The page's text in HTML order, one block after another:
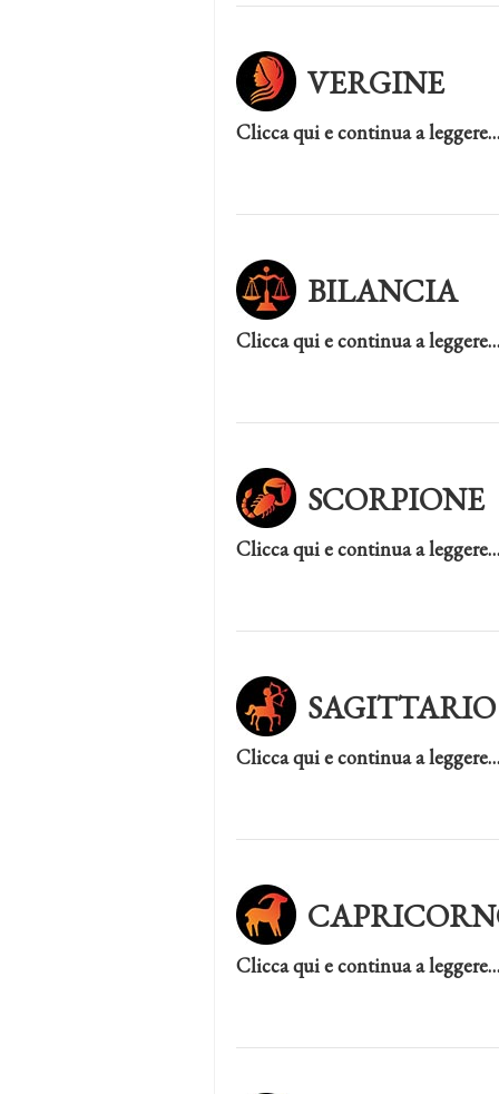
VERGINE
Clicca qui e continua a leggere…
BILANCIA
Clicca qui e continua a leggere…
SCORPIONE
Clicca qui e continua a leggere…
SAGITTARIO
Clicca qui e continua a leggere…
Clicca qui e continua a leggere…